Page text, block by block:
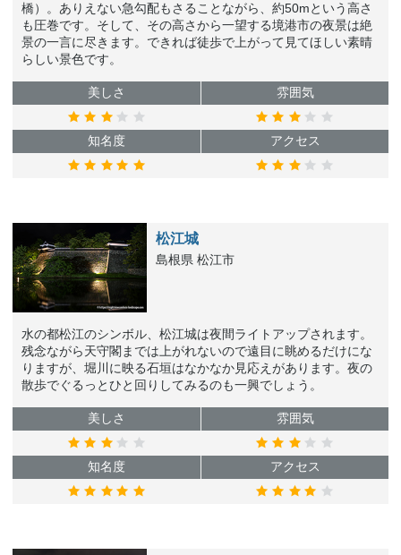
橋）。ありえない急勾配もさることながら、約50mという高さ
も圧巻です。そして、その高さから一望する境港市の夜景は絶
景の一言に尽きます。できれば徒歩で上がって見てほしい素晴
らしい景色です。
美しさ 雰囲気
知名度 アクセス
松江城
島根県 松江市
水の都松江のシンボル、松江城は夜間ライトアップされます。
残念ながら天守閣までは上がれないので遠目に眺めるだけにな
りますが、堀川に映る石垣はなかなか見応えがあります。夜の
散歩でぐるっとひと回りしてみるのも一興でしょう。
美しさ 雰囲気
知名度 アクセス